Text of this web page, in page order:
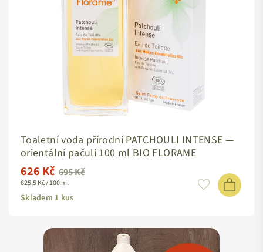
Toaletní voda přírodní PATCHOULI INTENSE —
orientální pačuli 100 ml BIO FLORAME
Standardní
cena
626 Kč 695 Kč
625,5 Kč / 100 ml
Skladem 1 kus